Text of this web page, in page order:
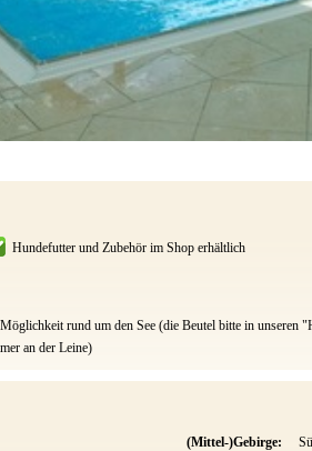
Hundefutter und Zubehör im Shop erhältlich
rund um den See (die Beutel bitte in unseren
an der Leine)
(Mittel-)Gebirge: